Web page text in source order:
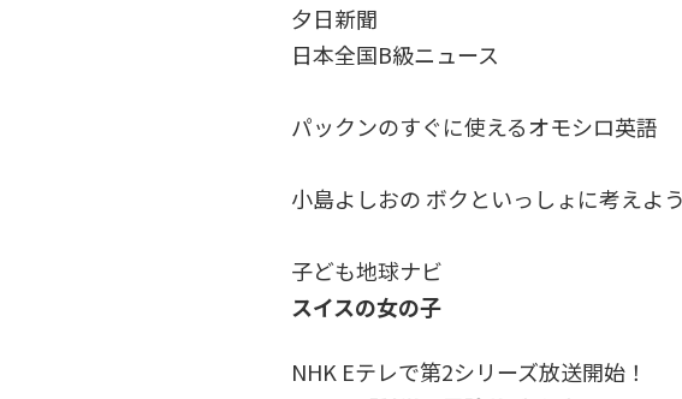
夕日新聞
日本全国B級ニュース
パックンのすぐに使えるオモシロ英語
小島よしおの ボクといっしょに考えよう
子ども地球ナビ
スイスの女の子
NHK Eテレで第2シリーズ放送開始！